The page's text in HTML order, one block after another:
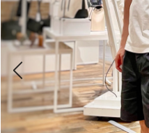
前の画像